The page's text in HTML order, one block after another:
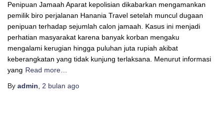
Penipuan Jamaah Aparat kepolisian dikabarkan mengamankan
pemilik biro perjalanan Hanania Travel setelah muncul dugaan
penipuan terhadap sejumlah calon jamaah. Kasus ini menjadi
perhatian masyarakat karena banyak korban mengaku
mengalami kerugian hingga puluhan juta rupiah akibat
keberangkatan yang tidak kunjung terlaksana. Menurut informasi
yang Read more…
By admin 2 bulan ago